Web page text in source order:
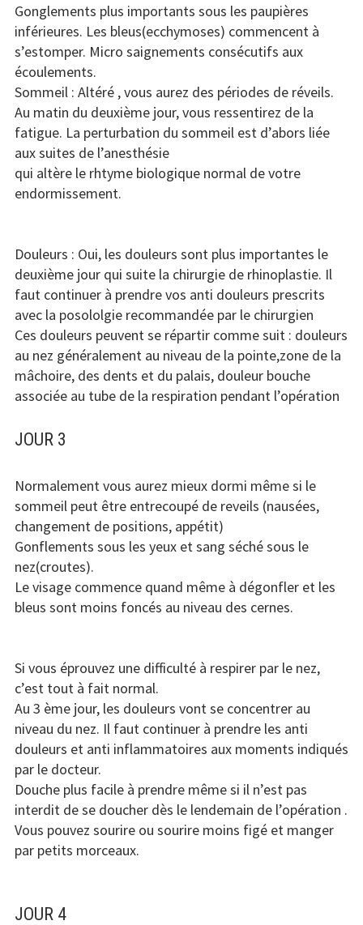
Gonglements plus importants sous les paupières
inférieures. Les bleus(ecchymoses) commencent à
s’estomper. Micro saignements consécutifs aux
écoulements.
Sommeil : Altéré , vous aurez des périodes de réveils.
Au matin du deuxième jour, vous ressentirez de la
fatigue. La perturbation du sommeil est d’abors liée
aux suites de l’anesthésie
qui altère le rhtyme biologique normal de votre
endormissement.
Douleurs : Oui, les douleurs sont plus importantes le
deuxième jour qui suite la chirurgie de rhinoplastie. Il
faut continuer à prendre vos anti douleurs prescrits
avec la posololgie recommandée par le chirurgien
Ces douleurs peuvent se répartir comme suit : douleurs
au nez généralement au niveau de la pointe,zone de la
mâchoire, des dents et du palais, douleur bouche
associée au tube de la respiration pendant l’opération
JOUR 3
Normalement vous aurez mieux dormi même si le
sommeil peut être entrecoupé de reveils (nausées,
changement de positions, appétit)
Gonflements sous les yeux et sang séché sous le
nez(croutes).
Le visage commence quand même à dégonfler et les
bleus sont moins foncés au niveau des cernes.
Si vous éprouvez une difficulté à respirer par le nez,
c’est tout à fait normal.
Au 3 ème jour, les douleurs vont se concentrer au
niveau du nez. Il faut continuer à prendre les anti
douleurs et anti inflammatoires aux moments indiqués
par le docteur.
Douche plus facile à prendre même si il n’est pas
interdit de se doucher dès le lendemain de l’opération .
Vous pouvez sourire ou sourire moins figé et manger
par petits morceaux.
JOUR 4